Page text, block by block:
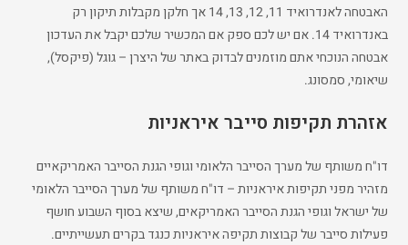
האבטחה לאנדרואיד 11, 12, 13, 14 אך חלקן מקבלות תיקון רק
באנדרואיד 14. אם יש לכם ספק אם המכשיר שלכם יקבל את העדכון
אבטחה הנוכחי אתם מוזמנים לבדוק באתר של היצרן – גוגל (פיקסל),
שיאומי, סמסונג.
אזהרת תקיפות סייבר איראניות
דו"ח משותף של מערך הסייבר הלאומי וגופי הגנת הסייבר האמריקאיים
מזהיר מפני תקיפות איראניות – דו"ח משותף של מערך הסייבר הלאומי
של ישראל וגופי הגנת הסייבר האמריקאים, שיצא בסוף השבוע חושף
פעילות סייבר של קבוצות תקיפה איראניות כנגד בקרים תעשייתיים.